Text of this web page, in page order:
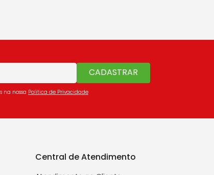
CADASTRAR
na nossa Politica de Privacidade
Central de Atendimento